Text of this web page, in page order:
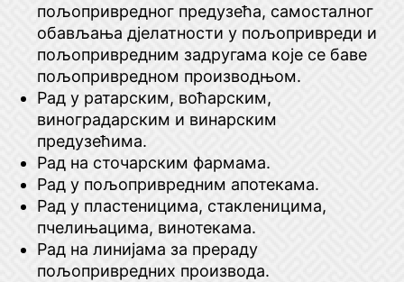
пољопривредног предузећа, самосталног
обављања дјелатности у пољопривреди и
пољопривредним задругама које се баве
пољопривредном производњом.
Рад у ратарским, воћарским,
виноградарским и винарским
предузећима.
Рад на сточарским фармама.
Рад у пољопривредним апотекама.
Рад у пластеницима, стакленицима,
пчелињацима, винотекама.
Рад на линијама за прераду
пољопривредних производа.